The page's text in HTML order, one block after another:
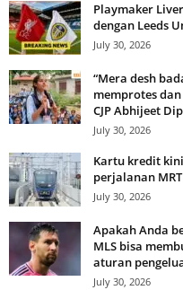
Playmaker
dengan Leeds
July 30, 2026
“Mera desh
memprotes
CJP Abhijeet
July 30, 2026
Kartu kredit
perjalanan MRT
July 30, 2026
Apakah Anda
MLS bisa
aturan
July 30, 2026